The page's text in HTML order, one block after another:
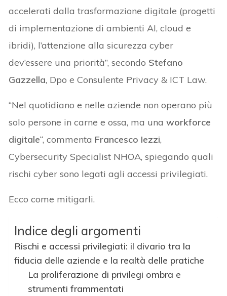
accelerati dalla trasformazione digitale (progetti
di implementazione di ambienti AI, cloud e
ibridi), l’attenzione alla sicurezza cyber
dev’essere una priorità”, secondo Stefano
Gazzella, Dpo e Consulente Privacy & ICT Law.
“Nel quotidiano e nelle aziende non operano più
solo persone in carne e ossa, ma unaworkforce
digitale“, commenta Francesco Iezzi,
Cybersecurity Specialist NHOA, spiegando quali
rischi cyber sono legati agli accessi privilegiati.
Ecco come mitigarli.
Indice degli argomenti
Rischi e accessi privilegiati: il divario tra la
fiducia delle aziende e la realtà delle pratiche
La proliferazione di privilegi ombra e
strumenti frammentati